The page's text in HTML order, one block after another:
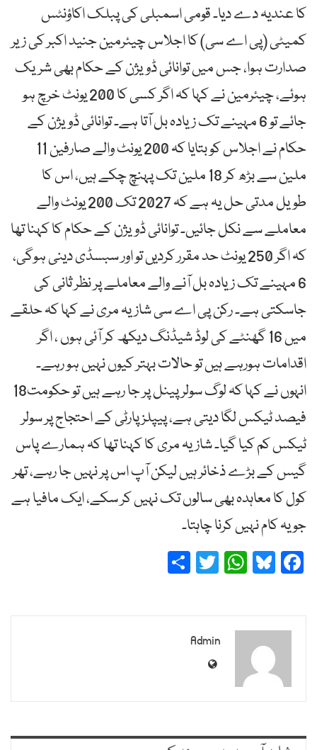
کا عندیہ دے دیا۔ قومی اسمبلی کی پبلک اکاؤنٹس
کمیٹی (پی اے سی) کا اجلاس چیئرمین جنید اکبر کی زیر
صدارت ہوا، جس میں توانائی ڈویژن کے حکام بھی شریک
ہوئے، چیئرمین نے کہا کہ اگر کسی کا 200 یونٹ خرچ ہو
جائے تو 6 مہینے تک زیادہ بل آتا ہے۔ توانائی ڈویژن کے
حکام نے اجلاس کو بتایا کہ 200 یونٹ والے صارفین 11
ملین سے بڑھ کر 18 ملین تک پہنچ چکے ہیں، اس کا
طویل مدتی حل یہ ہے کہ 2027 تک 200 یونٹ والے
معاملے سے نکل جائیں۔ توانائی ڈویژن کے حکام کا کہنا تھا
کہ اگر 250 یونٹ حد مقرر کردیں تو اور سبسڈی دینی ہوگی،
6 مہینے تک زیادہ بل آنے والے معاملے پر نظر ثانی کی
جاسکتی ہے۔ رکن پی اے سی شازیہ مری نے کہا کہ حلقے
میں 16 گھنٹے کی لوڈ شیڈنگ دیکھ کر آئی ہوں ، اگر
اقدامات ہورہے ہیں تو حالات بہتر کیوں نہیں ہو رہے۔
انہوں نے کہا کہ لوگ سولر پینل پر جا رہے ہیں تو حکومت18
فیصد ٹیکس لگا دیتی ہے، پیپلز پارٹی کے احتجاج پر سولر
ٹیکس کم کیا گیا۔ شازیہ مری کا کہنا تھا کہ ہمارے پاس
گیس کے بڑے ذخائر ہیں لیکن آپ اس پر نہیں جا رہے، تھر
کول کا معاہدہ بھی سالوں تک نہیں کر سکے، ایک مافیا ہے
جو یہ کام نہیں کرنا چاہتا۔
Facebook
Bluesky
WhatsApp
Twitter
Admin